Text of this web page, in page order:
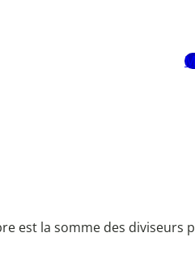
est la somme des